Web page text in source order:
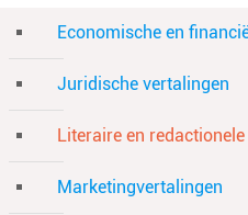
Economische en
Juridische vertalingen
Literaire en
Marketingvertalingen